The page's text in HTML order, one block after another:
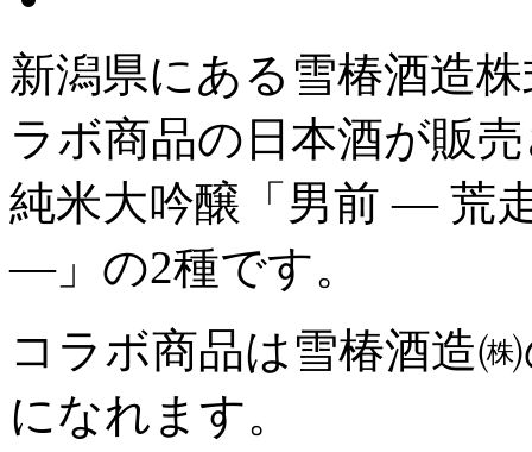
新潟県にある雪椿酒造
ラボ商品の日本酒が販
純米大吟醸「男前 ― 荒
―」の2種です。
コラボ商品は雪椿酒造
になれます。